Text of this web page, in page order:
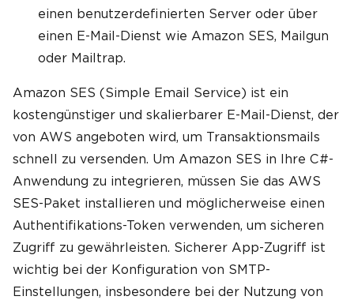
einen benutzerdefinierten Server oder über
einen E-Mail-Dienst wie Amazon SES, Mailgun
oder Mailtrap.
Amazon SES (Simple Email Service) ist ein
kostengünstiger und skalierbarer E-Mail-Dienst, der
von AWS angeboten wird, um Transaktionsmails
schnell zu versenden. Um Amazon SES in Ihre C#-
Anwendung zu integrieren, müssen Sie das AWS
SES-Paket installieren und möglicherweise einen
Authentifikations-Token verwenden, um sicheren
Zugriff zu gewährleisten. Sicherer App-Zugriff ist
wichtig bei der Konfiguration von SMTP-
Einstellungen, insbesondere bei der Nutzung von